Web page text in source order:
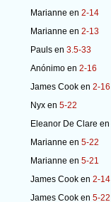
Marianne en 2-14
Marianne en 2-13
Pauls en 3.5-33
Anónimo en 2-16
James Cook en 2-16
Nyx en 5-22
Eleanor De Clare en
Marianne en 5-22
Marianne en 5-21
James Cook en 2-14
James Cook en 5-22